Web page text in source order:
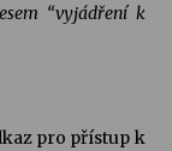
“vyjádření k
pro přístup k